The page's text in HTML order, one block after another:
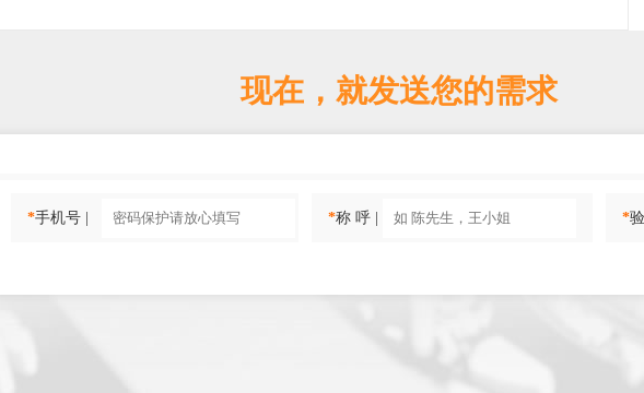
现在，就发送您的需求
*手机号 | *称 呼 | *